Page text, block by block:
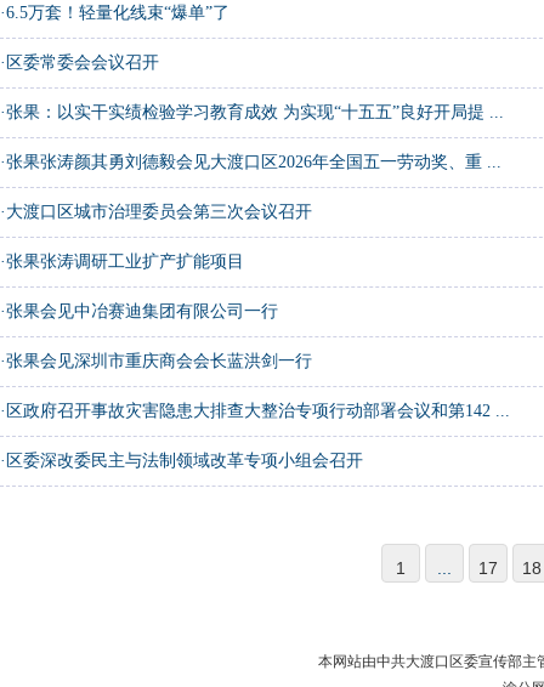
·6.5万套！轻量化线束“爆单”了
· 区委常委会会议召开
·张果：以实干实绩检验学习教育成效 为实现“十五五”良好开局提 ...
·张果张涛颜其勇刘德毅会见大渡口区2026年全国五一劳动奖、重 ...
· 大渡口区城市治理委员会第三次会议召开
·张果张涛调研工业扩产扩能项目
·张果会见中冶赛迪集团有限公司一行
·张果会见深圳市重庆商会会长蓝洪剑一行
· 区政府召开事故灾害隐患大排查大整治专项行动部署会议和第142 ...
· 区委深改委民主与法制领域改革专项小组会召开
1 17 18